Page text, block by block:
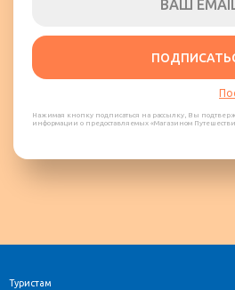
Нажимая кнопку подписаться на рассылку, Вы
информации о предоставляемых «Магазином
Туристам